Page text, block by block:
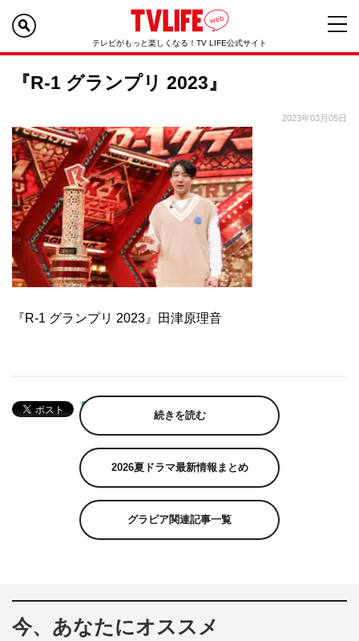
テレビがもっと楽しくなる！TV LIFE公式サイト
『R-1 グランプリ 2023』
2023年03月05日
『R-1 グランプリ 2023』田津原理音
続きを読む
2026夏ドラマ最新情報まとめ
グラビア関連記事一覧
今、あなたにオススメ